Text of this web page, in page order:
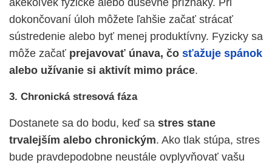
akékoľvek fyzické alebo duševné príznaky. Pri
dokončovaní úloh môžete ľahšie začať strácať
sústredenie alebo byť menej produktívny. Fyzicky sa
môže začať prejavovať únava, čo sťažuje spánok
alebo užívanie si aktivít mimo práce.
3. Chronická stresová fáza
Dostanete sa do bodu, keď sa stres stane
trvalejším alebo chronickým. Ako tlak stúpa, stres
bude pravdepodobne neustále ovplyvňovať vašu